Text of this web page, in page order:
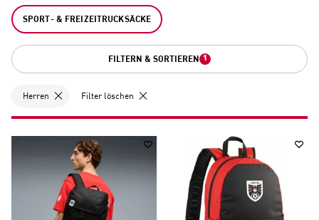
SPORT- & FREIZEITRUCKSÄCKE
FILTERN & SORTIEREN 1
Herren Filter löschen